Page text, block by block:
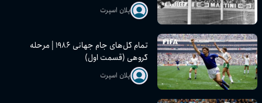
پلان اسپرت
تمام گل‌های جام جهانی ۱۹۸۶ | مرحله
گروهی (قسمت اول)
پلان اسپرت